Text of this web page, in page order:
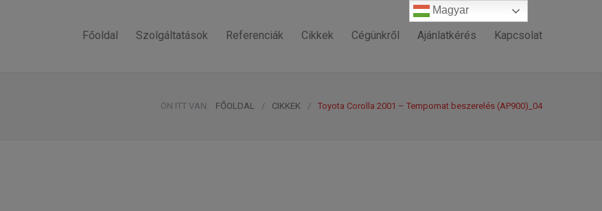
Főoldal Szolgáltatások Referenciák Cikkek Cégünkről Ajánlatkérés Kapcsolat
ÖN ITT VAN: FŐOLDAL / CIKKEK / Toyota Corolla 2001 – Tempomat beszerelés (AP900)_04
Magyar